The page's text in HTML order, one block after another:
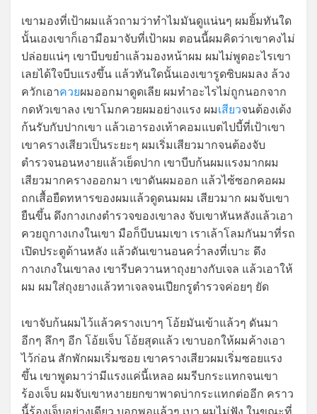
เขามองที่เป้าผมแล้วถามว่าทำไมมันดูแน่นๆ ผมยิ้มทันใด
นั้นเองเขาก็เอามือมาจับที่เป้าผม ตอนนี้ผมคิดว่าเขาคงไม่
ปล่อยแน่ๆ เขาบีบขยำแล้วมองหน้าผม ผมไม่พูดอะไรเขา
เลยได้ใจบีบแรงขึ้น แล้วทันใดนั้นเองเขารูดซิบผมลง ล้วง
ควักเอาควยผมออกมาดูดเลีย ผมทำอะไรไม่ถูกนอกจาก
กดหัวเขาลง เขาโมกควยผมอย่างแรง ผมเสียวจนต้องเด้ง
ก้นรับกับปากเขา แล้วเอารองเท้าคอมแบตไปบี้ที่เป้าเขา
เขาครางเสียวเป็นระยะๆ ผมเริ่มเสียวมากจนต้องจับ
ตำรวจนอนหงายแล้วเย็ดปาก เขาบีบก้นผมแรงมากผม
เสียวมากครางออกมา เขาดันผมออก แล้วไซ้ซอกคอผม
ถกเสื้อยืดทหารของผมแล้วดูดนมผม เสียวมาก ผมจับเขา
ยืนขึ้น ดึงกางเกงตำรวจของเขาลง จับเขาหันหลังแล้วเอา
ควยถูกางเกงในเขา มือก็บีบนมเขา เราเล้าโลมกันมาที่รถ
เปิดประตูด้านหลัง แล้วดันเขานอนคว่ำลงที่เบาะ ดึง
กางเกงในเขาลง เขารีบควานหาถุงยางกับเจล แล้วเอาให้
ผม ผมใส่ถุงยางแล้วทาเจลจนเปียกรูตำรวจค่อยๆ ยัด
เขาจับก้นผมไว้แล้วครางเบาๆ โอ้ยมันเข้าแล้วๆ ดันมา
อีกๆ ลึกๆ อีก โอ้ยเจ็บ โอ้ยสุดแล้ว เขาบอกให้ผมค้างเอา
ไว้ก่อน สักพักผมเริ่มซอย เขาครางเสียวผมเริ่มซอยแรง
ขึ้น เขาพูดมาว่ามีแรงแค่นี้เหลอ ผมรีบกระแทกจนเขา
ร้องเจ็บ ผมจับเขาหงายยกขาพาดบ่ากระแทกต่ออีก คราว